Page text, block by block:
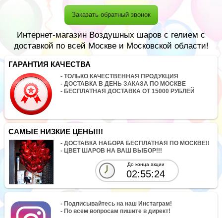
Заказать обратный звонок
Интернет-магазин Воздушных шаров с гелием с
доставкой по всей Москве и Московской области!
ГАРАНТИЯ КАЧЕСТВА
- ТОЛЬКО КАЧЕСТВЕННАЯ ПРОДУКЦИЯ
- ДОСТАВКА В ДЕНЬ ЗАКАЗА ПО МОСКВЕ
- БЕСПЛАТНАЯ ДОСТАВКА ОТ 15000 РУБЛЕЙ
САМЫЕ НИЗКИЕ ЦЕНЫ!!!
- ДОСТАВКА НАБОРА БЕСПЛАТНАЯ ПО МОСКВЕ!!
- ЦВЕТ ШАРОВ НА ВАШ ВЫБОР!!!
До конца акции
02:55:24
- Подписывайтесь на наш Инстаграм!
- По всем вопросам пишите в директ!